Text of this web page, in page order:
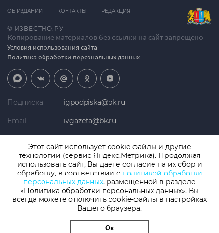
© ИЗВЕСТНО.РУ
Копирование материалов без ссылки на сайт запрещено
Условия использования сайта
Политика обработки персональных данных
ОБ ИЗДАНИИ КОНТАКТЫ РЕДАКЦИЯ
Подписка igpodpiska@bk.ru
Email ivgazeta@bk.ru
Телефон +7 (4932) 41-94-81
СМИ: Izvestno.ru. Реестровая запись 08.11.2019 серия ЭЛ № ФС 77 -
77192, зарегистрировано Роскомнадзором
Учредитель: БУ «Ивановские газеты». Главный редактор:
Этот сайт использует cookie-файлы и другие
технологии (сервис Яндекс.Метрика). Продолжая
использовать сайт, Вы даете согласие на их сбор и
обработку, в соответствии с политикой обработки
персональных данных, размещенной в разделе
«Политика обработки персональных данных». Вы
всегда можете отключить cookie-файлы в настройках
Вашего браузера.
Ок